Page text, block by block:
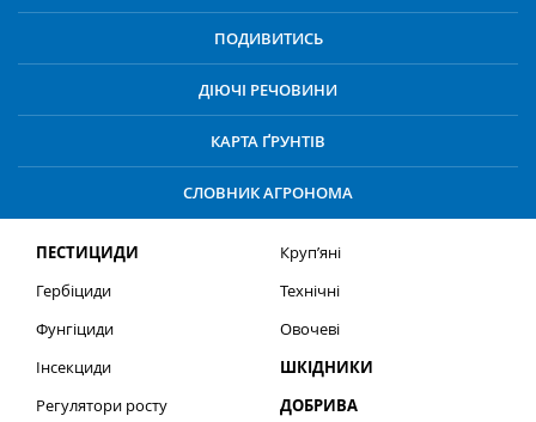
ПОДИВИТИСЬ
ДІЮЧІ РЕЧОВИНИ
КАРТА ҐРУНТІВ
СЛОВНИК АГРОНОМА
ПЕСТИЦИДИ
Гербіциди
Фунгіциди
Інсекциди
Регулятори росту
Круп’яні
Технічні
Овочеві
ШКІДНИКИ
ДОБРИВА